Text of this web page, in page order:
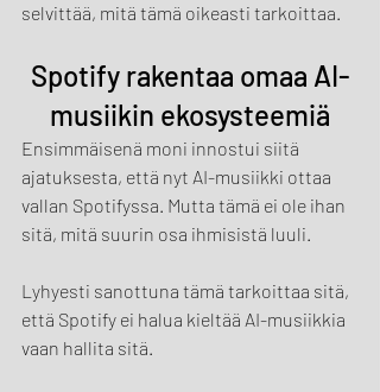
selvittää, mitä tämä oikeasti tarkoittaa.
Spotify rakentaa omaa AI-
musiikin ekosysteemiä
Ensimmäisenä moni innostui siitä
ajatuksesta, että nyt AI-musiikki ottaa
vallan Spotifyssa. Mutta tämä ei ole ihan
sitä, mitä suurin osa ihmisistä luuli.
Lyhyesti sanottuna tämä tarkoittaa sitä,
että Spotify ei halua kieltää AI-musiikkia
vaan hallita sitä.